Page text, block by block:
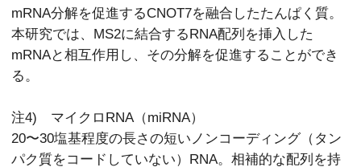
mRNA分解を促進するCNOT7を融合したたんぱく質。
本研究では、MS2に結合するRNA配列を挿入した
mRNAと相互作用し、その分解を促進することができ
る。
注4) マイクロRNA（miRNA）
20〜30塩基程度の長さの短いノンコーディング（タン
パク質をコードしていない）RNA。相補的な配列を持